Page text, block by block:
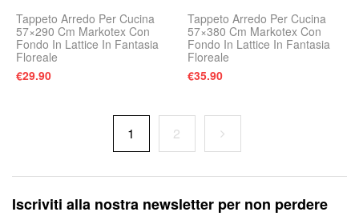
Tappeto Arredo Per Cucina
57×290 Cm Markotex Con
Fondo In Lattice In Fantasia
Floreale
€29.90
Tappeto Arredo Per Cucina
57×380 Cm Markotex Con
Fondo In Lattice In Fantasia
Floreale
€35.90
1 2
Iscriviti alla nostra newsletter per non perdere